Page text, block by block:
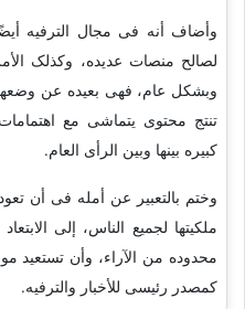
وأضاف أنه فی مجال الترفیه
لصالح منصات عدیده، وکذلک
وبشکل عام، فهی بعیده عن وضعها
تنتج محتوى یتماشى مع
کبیره بینها وبین الرأی العام.
وختم بالتعبیر عن أمله فی أن تعود
ملکیتها لجمیع الناس، إلى
محدوده من الآراء، وأن تستعید
کمصدر رئیسی للأخبار والترفیه.